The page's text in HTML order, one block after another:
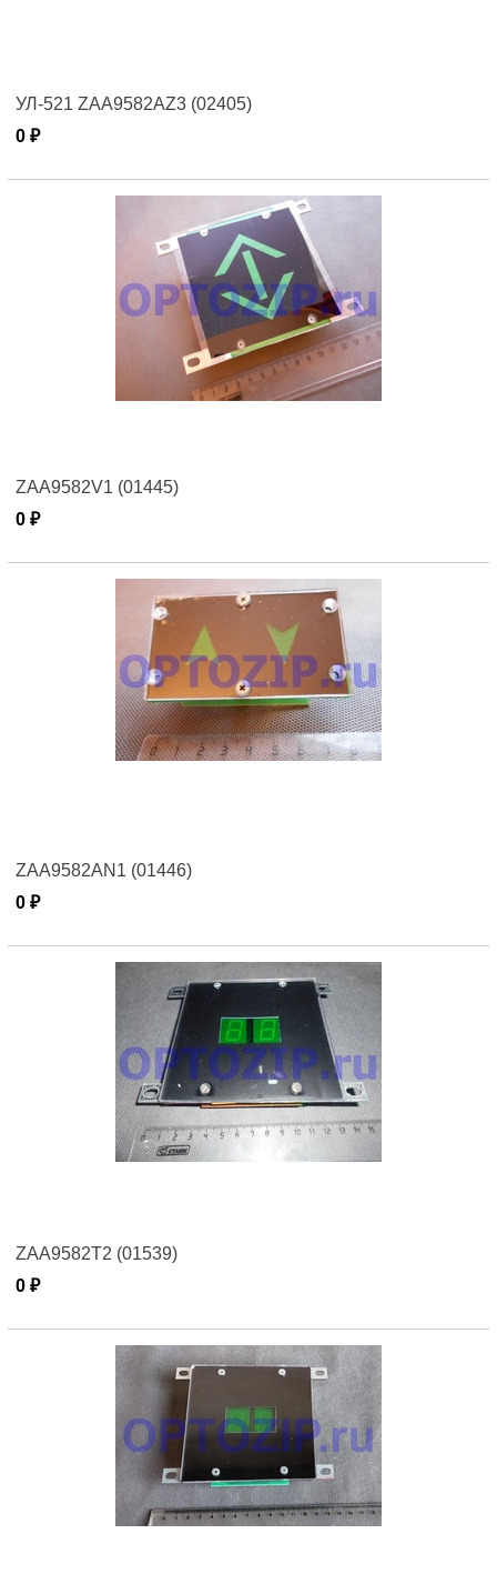
УЛ-521 ZAA9582AZ3 (02405)
0 ₽
ZAA9582V1 (01445)
0 ₽
ZAA9582AN1 (01446)
0 ₽
ZAA9582Т2 (01539)
0 ₽